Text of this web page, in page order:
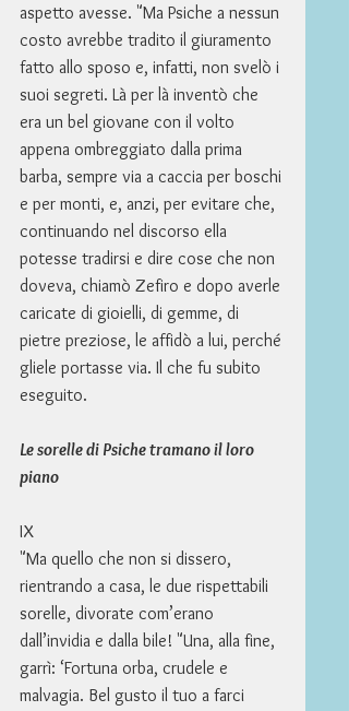
aspetto avesse. "Ma Psiche a nessun
costo avrebbe tradito il giuramento
fatto allo sposo e, infatti, non svelò i
suoi segreti. Là per là inventò che
era un bel giovane con il volto
appena ombreggiato dalla prima
barba, sempre via a caccia per boschi
e per monti, e, anzi, per evitare che,
continuando nel discorso ella
potesse tradirsi e dire cose che non
doveva, chiamò Zefiro e dopo averle
caricate di gioielli, di gemme, di
pietre preziose, le affidò a lui, perché
gliele portasse via. Il che fu subito
eseguito.
Le sorelle di Psiche tramano il loro
piano
IX
"Ma quello che non si dissero,
rientrando a casa, le due rispettabili
sorelle, divorate com’erano
dall’invidia e dalla bile! "Una, alla fine,
garrì: ‘Fortuna orba, crudele e
malvagia. Bel gusto il tuo a farci